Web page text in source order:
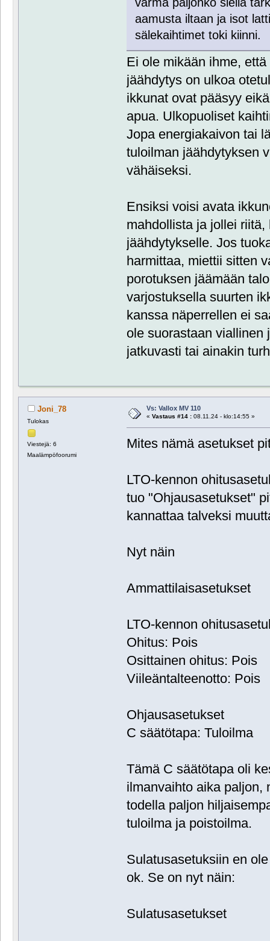
aamusta iltaan ja isot
sälekaihtimet toki kiinni.
Ei ole mikään ihme,
jäähdytys on ulkoa
ikkunat ovat pääsyy
apua. Ulkopuoliset
Jopa energiakaivon tai
tuloilman jäähdytyksen
vähäiseksi.
Ensiksi voisi avata
mahdollista ja jollei
jäähdytykselle. Jos
harmittaa, miettii sitten
porotuksen jäämään
varjostuksella suurten
kanssa näperrellen ei
ole suorastaan viallinen
jatkuvasti tai ainakin
Joni_78
Tulokas
Viestejä: 6
Maalämpöfoorumi
Vs: Vallox MV 110
« Vastaus #14 :08.11.24 - klo:14:55 »
Mites nämä asetukset
LTO-kennon
tuo "Ohjausasetukset"
kannattaa talveksi
Nyt näin
Ammattilaisasetukset
LTO-kennon
Ohitus: Pois
Osittainen ohitus: Pois
Viileäntalteenotto: Pois
Ohjausasetukset
C säätötapa: Tuloilma
Tämä C säätötapa oli
ilmanvaihto aika paljon,
todella paljon
tuloilma ja poistoilma.
Sulatusasetuksiin en
ok. Se on nyt näin:
Sulatusasetukset